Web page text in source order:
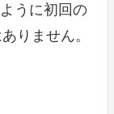
うに初回の
りません。